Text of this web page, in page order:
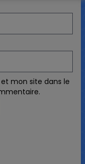
mon site dans le